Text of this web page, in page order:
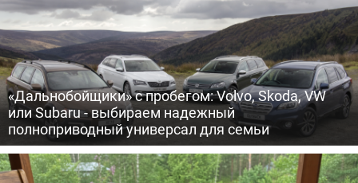
«Дальнобойщики» с пробегом: Volvo, Skoda, VW
или Subaru - выбираем надежный
полноприводный универсал для семьи